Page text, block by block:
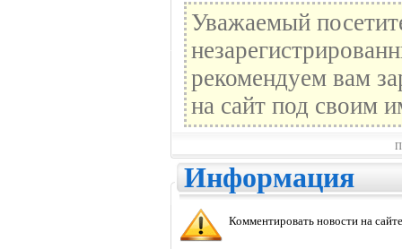
Уважаемый
рекомендуем вам
на сайт под своим
Информация
Комментировать новости на